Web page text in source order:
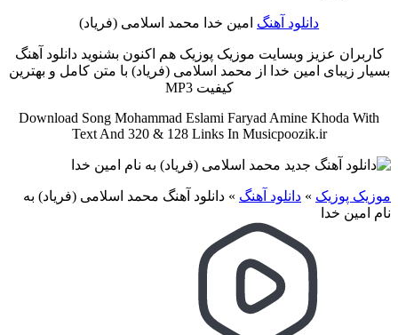
دانلود آهنگ امین خدا محمد اسلامی (فریاد)
کاربران عزیز وبسایت موزیک پوزیک هم اکنون بشنوید دانلود آهنگ
بسیار زیبای امین خدا از محمد اسلامی (فریاد) با متن کامل و بهترین
کیفیت MP3
Download Song Mohammad Eslami Faryad Amine Khoda With
Text And 320 & 128 Links In Musicpoozik.ir
موزیک پوزیک » دانلود آهنگ » دانلود آهنگ محمد اسلامی (فریاد) به
نام امین خدا